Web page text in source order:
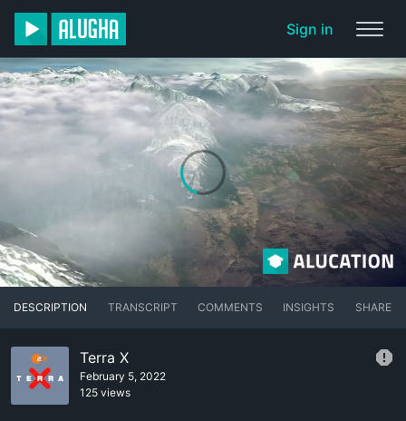
Sign in
DESCRIPTION TRANSCRIPT COMMENTS INSIGHTS SHARE
Terra X
February 5, 2022
125 views